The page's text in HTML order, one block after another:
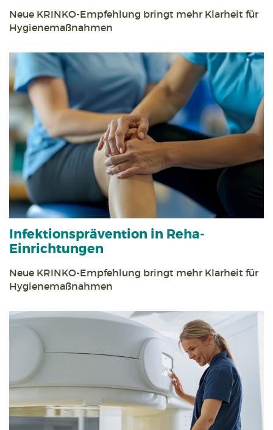
Neue KRINKO-Empfehlung bringt mehr Klarheit für
Hygienemaßnahmen
Infektions­prävention in Reha­
Einrichtungen
Neue KRINKO-Empfehlung bringt mehr Klarheit für
Hygiene­maßnahmen